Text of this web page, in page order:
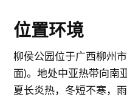
位置环境
柳侯公园位于广西柳州
面)。地处中亚热带向南
夏长炎热，冬短不寒，